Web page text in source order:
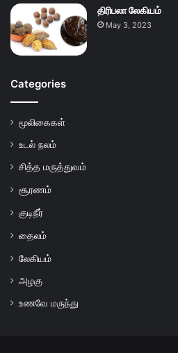
திரிபலா லேகியம்
May 3, 2023
Categories
மூலிகைகள்
உடல் நலம்
சித்த மருத்துவம்
சூரணம்
குடிநீர்
தைலம்
லேகியம்
அழகு
உணவே மருந்து